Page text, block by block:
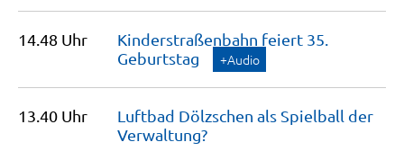
14.48 Uhr
Kinderstraßenbahn feiert 35.
Geburtstag
+Audio
13.40 Uhr
Luftbad Dölzschen als Spielball der
Verwaltung?